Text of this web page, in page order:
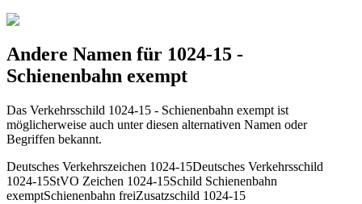
Andere Namen für 1024-15 -
Schienenbahn exempt
Das Verkehrsschild 1024-15 - Schienenbahn exempt ist
möglicherweise auch unter diesen alternativen Namen oder
Begriffen bekannt.
Deutsches Verkehrszeichen 1024-15Deutsches Verkehrsschild
1024-15StVO Zeichen 1024-15Schild Schienenbahn
exemptSchienenbahn freiZusatzschild 1024-15